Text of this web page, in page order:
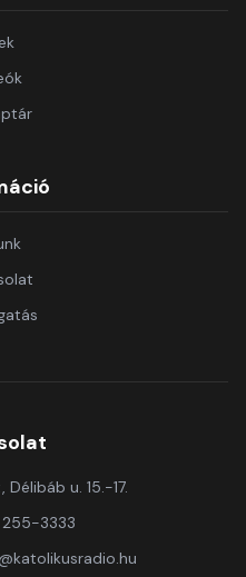
u. 15.-17.
255-3333